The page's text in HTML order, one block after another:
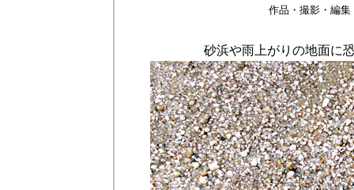
作品・撮影・編集
砂浜や雨上がりの地面に